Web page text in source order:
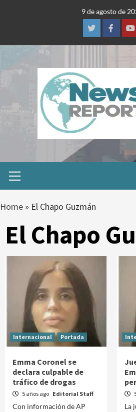
9 de agosto de
Twitter
Menu
Home » El Chapo Guzmán
El Chapo
Internacional Portada
Emma Coronel se
declara culpable de
tráfico de drogas
5 años ago Editorial Staff
Con información de AP
La